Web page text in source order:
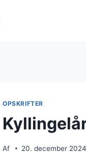
OPSKRIFTER
Af 20. december 2024